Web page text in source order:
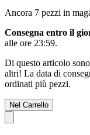
Ancora 7 pezzi in
Consegna entro il
alle ore 23:59.
Di questo articolo
altri! La data di
ordinati più pezzi.
Nel Carrello